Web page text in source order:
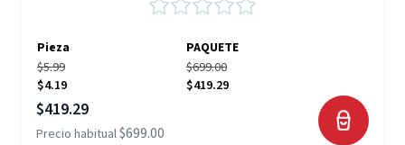
Pieza
PAQUETE
$5.99
$4.19
$699.00
$419.29
Precio especial
$419.29
Precio habitual$699.00